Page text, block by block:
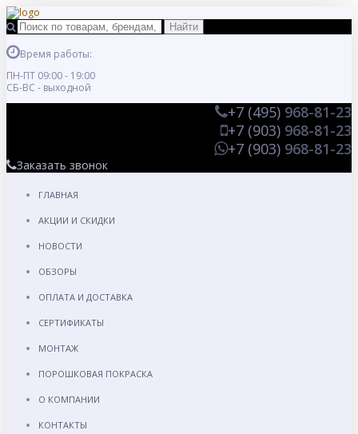
Время работы:
ПН-ПТ 09:00 - 19:00
СБ-ВС - выходной
+7 (495) 968-81-23
+7 (903) 968-81-23
+7 (903) 968-81-23
Заказать звонок
ГЛАВНАЯ
АКЦИИ И СКИДКИ
НОВОСТИ
ОБЗОРЫ
ОПЛАТА И ДОСТАВКА
СЕРТИФИКАТЫ
МОНТАЖ
ПОРОШКОВАЯ ПОКРАСКА
О КОМПАНИИ
КОНТАКТЫ